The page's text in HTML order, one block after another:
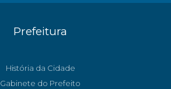
Prefeitura
História da Cidade
Gabinete do Prefeito